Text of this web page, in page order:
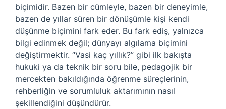
biçimidir. Bazen bir cümleyle, bazen bir deneyimle,
bazen de yıllar süren bir dönüşümle kişi kendi
düşünme biçimini fark eder. Bu fark ediş, yalnızca
bilgi edinmek değil; dünyayı algılama biçimini
değiştirmektir. “Vasi kaç yıllık?” gibi ilk bakışta
hukuki ya da teknik bir soru bile, pedagojik bir
mercekten bakıldığında öğrenme süreçlerinin,
rehberliğin ve sorumluluk aktarımının nasıl
şekillendiğini düşündürür.